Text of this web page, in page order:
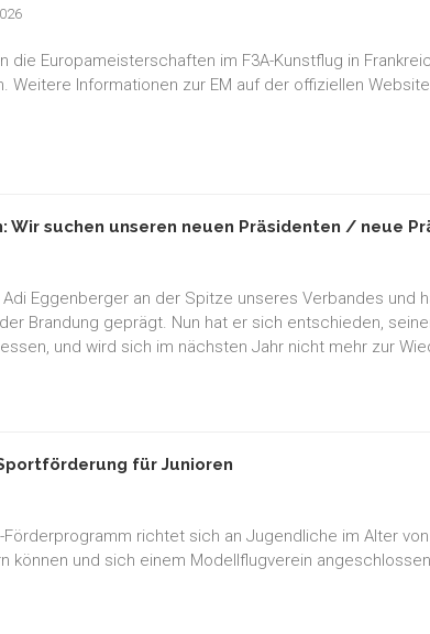
die Europameisterschaften im F3A-Kunstflug in
Weitere Informationen zur EM auf der offiziellen
Wir suchen unseren neuen Präsidenten / neue
Eggenberger an der Spitze unseres Verbandes und
Brandung geprägt. Nun hat er sich entschieden,
und wird sich im nächsten Jahr nicht mehr zur
für Junioren
Förderprogramm richtet sich an Jugendliche im Alter
können und sich einem Modellflugverein